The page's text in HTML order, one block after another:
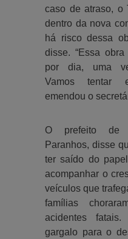
caso de atraso, o
dentro da nova
há risco dessa
disse. “Essa
por dia, uma
Vamos tentar
emendou o
O prefeito de
Paranhos, disse
ter saído do
acompanhar o
veículos que
famílias
acidentes
gargalo para o